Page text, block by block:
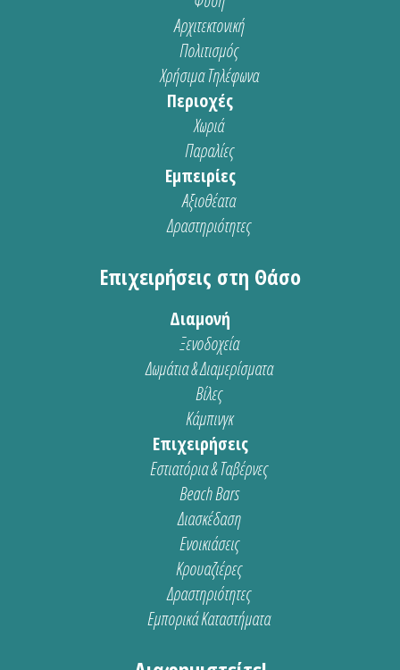
Αρχιτεκτονική
Πολιτισμός
Χρήσιμα Τηλέφωνα
Περιοχές
Χωριά
Παραλίες
Εμπειρίες
Αξιοθέατα
Δραστηριότητες
Επιχειρήσεις στη Θάσο
Διαμονή
Ξενοδοχεία
Δωμάτια & Διαμερίσματα
Βίλες
Κάμπινγκ
Επιχειρήσεις
Εστιατόρια & Ταβέρνες
Beach Bars
Διασκέδαση
Ενοικιάσεις
Κρουαζιέρες
Δραστηριότητες
Εμπορικά Καταστήματα